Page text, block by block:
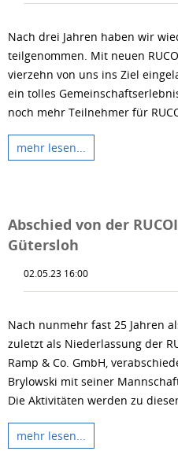
Nach drei Jahren haben wir
teilgenommen. Mit neuen
vierzehn von uns ins Ziel
ein tolles
noch mehr Teilnehmer für
mehr lesen...
Abschied von der
Gütersloh
02.05.23 16:00
Nach nunmehr fast 25 Jahren
zuletzt als Niederlassung der
Ramp & Co. GmbH,
Brylowski mit seiner
Die Aktivitäten werden zu
mehr lesen...